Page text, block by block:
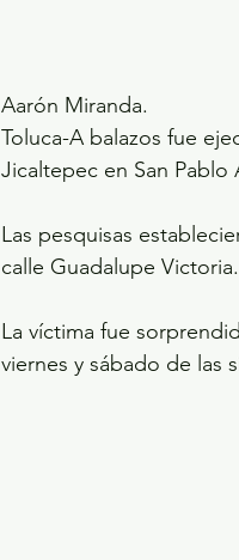
Aarón Miranda.
Toluca-A balazos fue
Jicaltepec en San Pablo
Las pesquisas
calle Guadalupe Victoria.
La víctima fue
viernes y sábado de las